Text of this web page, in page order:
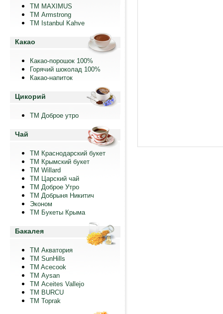
ТМ MAXIMUS
ТМ Armstrong
TM Istanbul Kahve
Какао
Какао-порошок 100%
Горячий шоколад 100%
Какао-напиток
Цикорий
ТМ Доброе утро
Чай
ТМ Краснодарский букет
ТМ Крымский букет
ТМ Willard
ТМ Царский чай
ТМ Доброе Утро
ТМ Добрыня Никитич
Эконом
ТМ Букеты Крыма
Бакалея
ТМ Акватория
ТМ SunHills
TM Acecook
ТМ Aysan
ТМ Aceites Vallejo
TM BURCU
TM Toprak